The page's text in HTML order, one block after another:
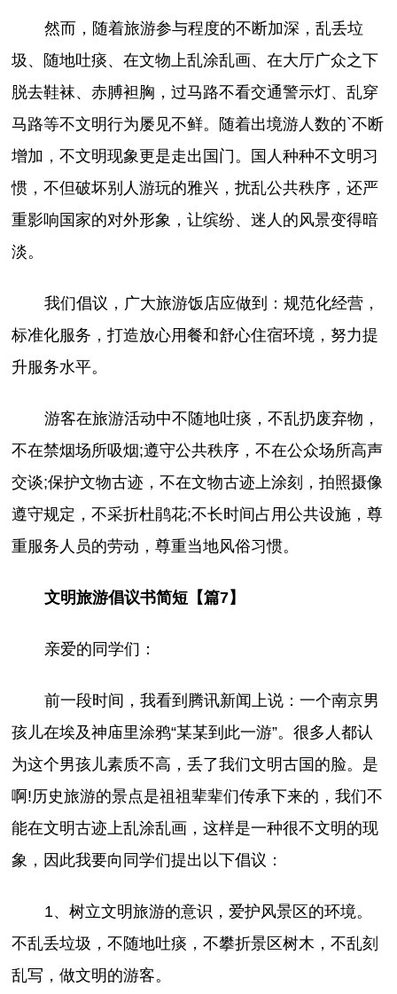
然而，随着旅游参与程度的不断加深，乱丢垃
圾、随地吐痰、在文物上乱涂乱画、在大厅广众之下
脱去鞋袜、赤膊袒胸，过马路不看交通警示灯、乱穿
马路等不文明行为屡见不鲜。随着出境游人数的`不断
增加，不文明现象更是走出国门。国人种种不文明习
惯，不但破坏别人游玩的雅兴，扰乱公共秩序，还严
重影响国家的对外形象，让缤纷、迷人的风景变得暗
淡。
我们倡议，广大旅游饭店应做到：规范化经营，
标准化服务，打造放心用餐和舒心住宿环境，努力提
升服务水平。
游客在旅游活动中不随地吐痰，不乱扔废弃物，
不在禁烟场所吸烟;遵守公共秩序，不在公众场所高声
交谈;保护文物古迹，不在文物古迹上涂刻，拍照摄像
遵守规定，不采折杜鹃花;不长时间占用公共设施，尊
重服务人员的劳动，尊重当地风俗习惯。
文明旅游倡议书简短【篇7】
亲爱的同学们：
前一段时间，我看到腾讯新闻上说：一个南京男
孩儿在埃及神庙里涂鸦“某某到此一游”。很多人都认
为这个男孩儿素质不高，丢了我们文明古国的脸。是
啊!历史旅游的景点是祖祖辈辈们传承下来的，我们不
能在文明古迹上乱涂乱画，这样是一种很不文明的现
象，因此我要向同学们提出以下倡议：
1、树立文明旅游的意识，爱护风景区的环境。
不乱丢垃圾，不随地吐痰，不攀折景区树木，不乱刻
乱写，做文明的游客。